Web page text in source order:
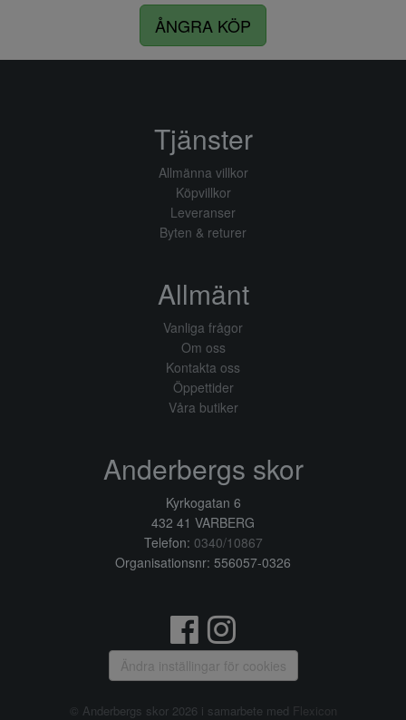
ÅNGRA KÖP
Tjänster
Allmänna villkor
Köpvillkor
Leveranser
Byten & returer
Allmänt
Vanliga frågor
Om oss
Kontakta oss
Öppettider
Våra butiker
Anderbergs skor
Kyrkogatan 6
432 41 VARBERG
Telefon: 0340/10867
Organisationsnr: 556057-0326
Ändra inställingar för cookies
© Anderbergs skor 2026 i samarbete med Flexicon